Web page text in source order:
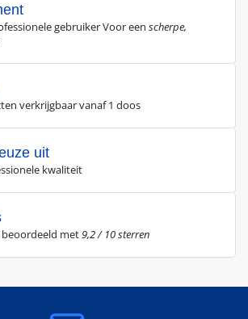
gebruiker Voor een scherpe,
verkrijgbaar vanaf 1 doos
uit
kwaliteit
met9,2 / 10 sterren